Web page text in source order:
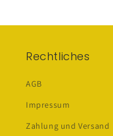
Rechtliches
AGB
Impressum
Zahlung und Versand